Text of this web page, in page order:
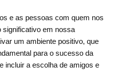
e as pessoas com quem nos
em nossa
um ambiente positivo, que
para o sucesso da
incluir a escolha de amigos e